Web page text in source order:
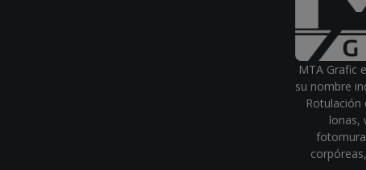
MTA Grafic
su nombre
Rotulación
lonas,